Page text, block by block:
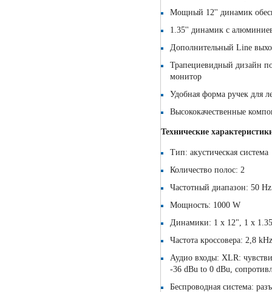
Мощный 12'' динамик
1.35'' динамик с
Дополнительный Line
Трапециевидный дизайн
монитор
Удобная форма ручек для
Высококачественные
Технические
Тип: акустическая система
Количество полос: 2
Частотный диапазон: 50
Мощность: 1000 W
Динамики: 1 х 12", 1 х
Частота кроссовера: 2,8
Аудио входы: XLR:
-36 dBu to 0 dBu,
Беспроводная система: